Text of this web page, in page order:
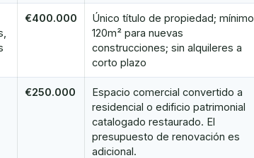
€400.000
Único título de propiedad; mínimo
120m² para nuevas
construcciones; sin alquileres a
corto plazo
€250.000
Espacio comercial convertido a
residencial o edificio patrimonial
catalogado restaurado. El
presupuesto de renovación es
adicional.